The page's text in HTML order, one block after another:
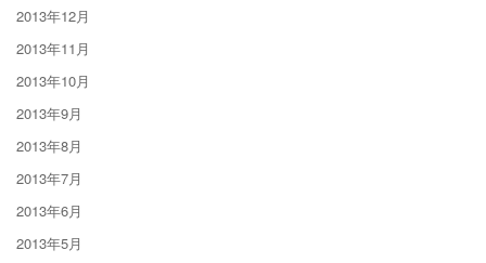
2013年12月
2013年11月
2013年10月
2013年9月
2013年8月
2013年7月
2013年6月
2013年5月